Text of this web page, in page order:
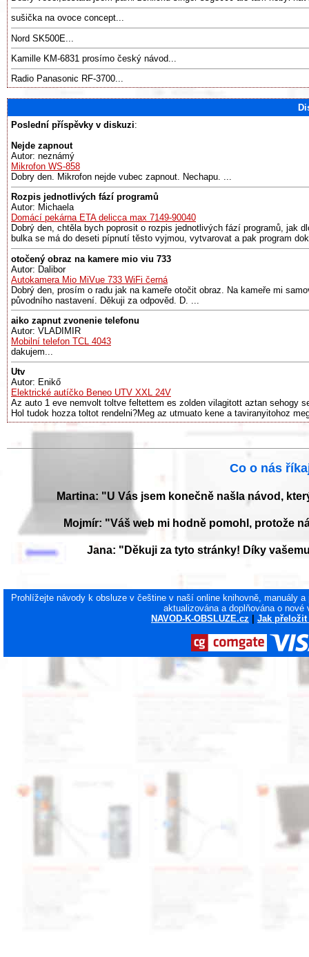
sušička na ovoce concept...
Nord SK500E...
Kamille KM-6831 prosímo český návod...
Radio Panasonic RF-3700...
Poslední příspěvky v diskuzi:
Nejde zapnout
Autor: neznámý
Mikrofon WS-858
Dobry den. Mikrofon nejde vubec zapnout. Nechapu. ...
Rozpis jednotlivých fází programů
Autor: Michaela
Domácí pekárna ETA delicca max 7149-90040
Dobrý den, chtěla bych poprosit o rozpis jednotlivých fází programů, jak
bulka se má do deseti pípnutí těsto vyjmou, vytvarovat a pak program
otočený obraz na kamere mio viu 733
Autor: Dalibor
Autokamera Mio MiVue 733 WiFi černá
Dobrý den, prosím o radu jak na kameře otočit obraz. Na kameře mi
původního nastavení. Děkuji za odpověd. D. ...
aiko zapnut zvonenie telefonu
Autor: VLADIMIR
Mobilní telefon TCL 4043
dakujem...
Utv
Autor: Enikő
Elektrické autíčko Beneo UTV XXL 24V
Az auto 1 eve nemvolt toltve feltettem es zolden vilagitott aztan sehogy
Hol tudok hozza toltot rendelni?Meg az utmuato kene a taviranyitohoz
Co o nás
Martina: "U Vás jsem konečně našla návod,
Mojmír: "Váš web mi hodně pomohl, protože
Jana: "Děkuji za tyto stránky! Díky
Prohlížejte návody k obsluze v češtine v naší online knihovně, manuály
aktualizována a doplňována o
NAVOD-K-OBSLUZE.cz
Jak přeložit